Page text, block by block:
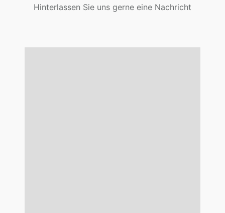
Hinterlassen Sie uns gerne eine Nachricht